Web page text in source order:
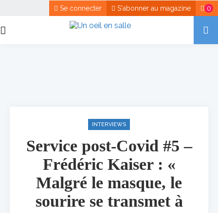
0
S'abonner au magazine
Se connecter
INTERVIEWS
Service post-Covid #5 –
Frédéric Kaiser : «
Malgré le masque, le
sourire se transmet à